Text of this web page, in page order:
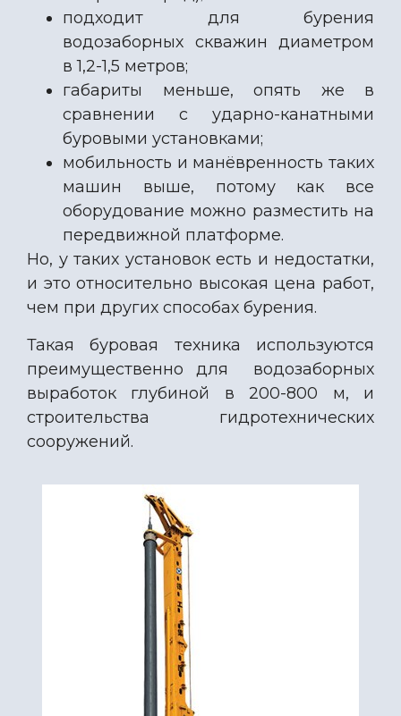
подходит для бурения
водозаборных скважин диаметром
в 1,2-1,5 метров;
габариты меньше, опять же в
сравнении с ударно-канатными
буровыми установками;
мобильность и манёвренность таких
машин выше, потому как все
оборудование можно разместить на
передвижной платформе.
Но, у таких установок есть и недостатки,
и это относительно высокая цена работ,
чем при других способах бурения.
Такая буровая техника используются
преимущественно для водозаборных
выработок глубиной в 200-800 м, и
строительства гидротехнических
сооружений.